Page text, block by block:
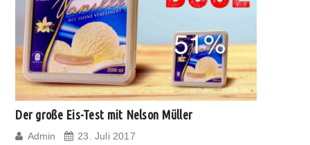
Der große Eis-Test mit Nelson Müller
Admin 23. Juli 2017